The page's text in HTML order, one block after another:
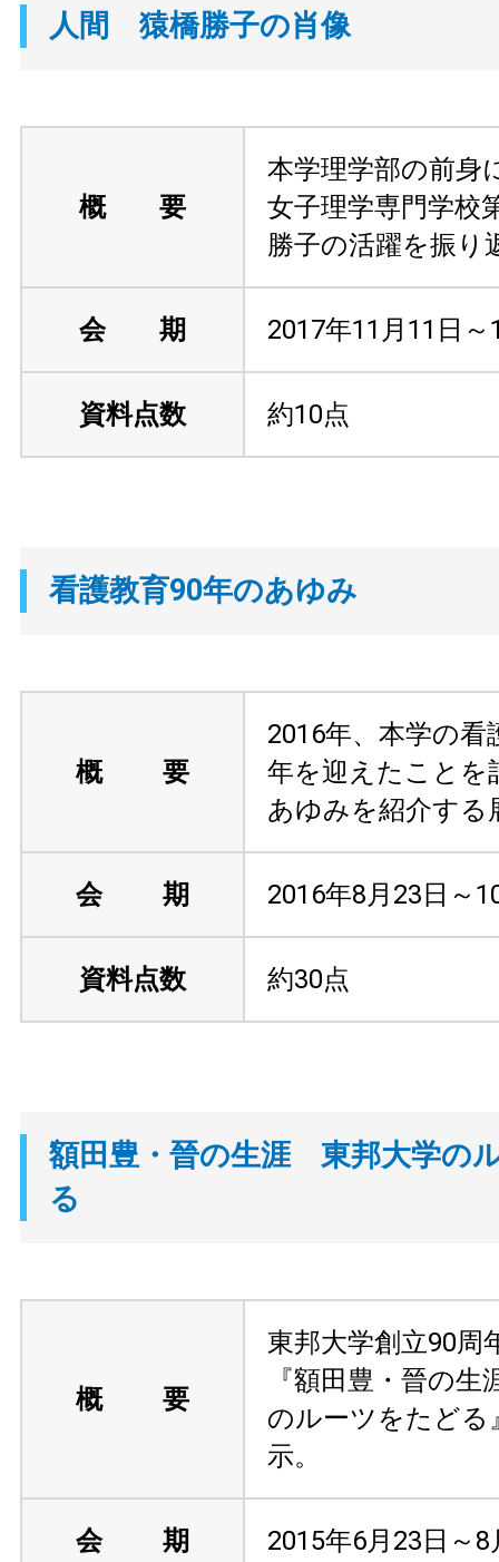
人間 猿橋勝子の肖像
概 要
本学理学部の前身
女子理学専門学校
勝子の活躍を振り
会 期 2017年11月11日～
資料点数 約10点
看護教育90年のあゆみ
概 要
2016年、本学の看
年を迎えたことを
あゆみを紹介する
会 期 2016年8月23日～
資料点数 約30点
額田豊・晉の生涯 東邦大学の
る
概 要
東邦大学創立90周
『額田豊・晉の
のルーツをたどる
示。
会 期 2015年6月23日～8